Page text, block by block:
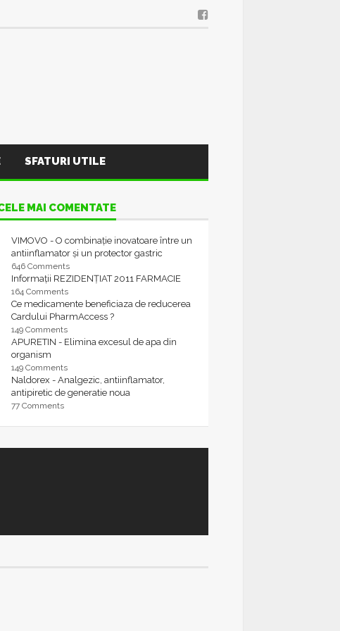
SFATURI UTILE
MAI COMENTATE
VIMOVO - O combinație inovatoare între un
antiinflamator și un protector gastric
646 Comments
Informații REZIDENȚIAT 2011 FARMACIE
164 Comments
Ce medicamente beneficiaza de reducerea
Cardului PharmAccess ?
149 Comments
APURETIN - Elimina excesul de apa din
organism
149 Comments
Naldorex - Analgezic, antiinflamator,
antipiretic de generatie noua
77 Comments